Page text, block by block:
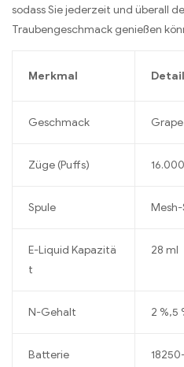
sodass Sie jederzeit und überall
Traubengeschmack genießen
Merkmal
Geschmack
Züge (Puffs)
Spule
E-Liquid Kapazitä
t
28 ml
N-Gehalt 2 %,5
Batterie